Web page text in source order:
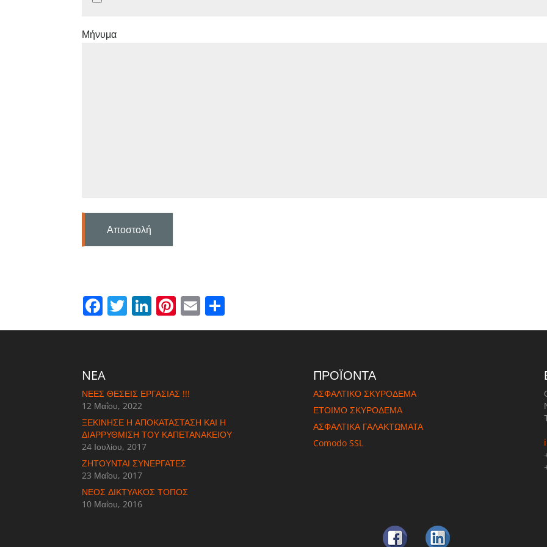
Μήνυμα
Facebook
Twitter
LinkedIn
Pinterest
Email
NEA
ΝΈΕΣ ΘΈΣΕΙΣ ΕΡΓΑΣΊΑΣ !!!
12 Μαΐου, 2022
ΞΕΚΊΝΗΣΕ Η ΑΠΟΚΑΤΆΣΤΑΣΗ ΚΑΙ Η
ΔΙΑΡΡΎΘΜΙΣΗ ΤΟΥ ΚΑΠΕΤΑΝΆΚΕΙΟΥ
24 Ιουλίου, 2017
ΖΗΤΟΎΝΤΑΙ ΣΥΝΕΡΓΆΤΕΣ
23 Μαΐου, 2017
ΝΈΟΣ ΔΙΚΤΥΑΚΌΣ ΤΌΠΟΣ
10 Μαΐου, 2016
ΠΡΟΪΟΝΤΑ
ΑΣΦΑΛΤΙΚΟ ΣΚΥΡΟΔΕΜΑ
ΈΤΟΙΜΟ ΣΚΥΡΟΔΕΜΑ
ΑΣΦΑΛΤΙΚΑ ΓΑΛΑΚΤΩΜΑΤΑ
Comodo SSL